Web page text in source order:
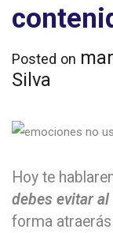
Posted on
Silva
Hoy te
debes evitar
forma